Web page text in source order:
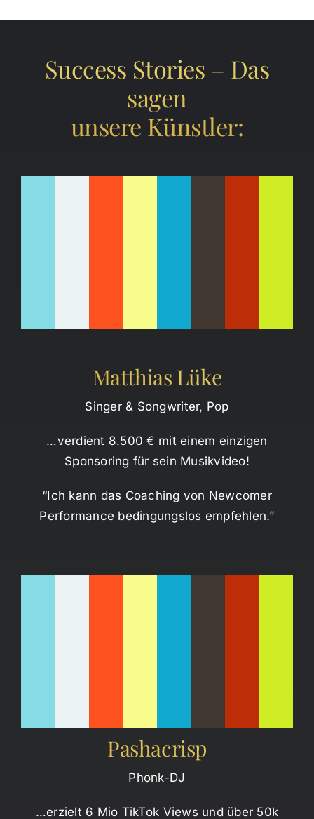
Success Stories – Das
sagen
unsere Künstler:
Matthias Lüke
Singer & Songwriter, Pop
…verdient 8.500 € mit einem einzigen
Sponsoring für sein Musikvideo!
“Ich kann das Coaching von Newcomer
Performance bedingungslos empfehlen.”
Pashacrisp
Phonk-DJ
…erzielt 6 Mio TikTok Views und über 50k